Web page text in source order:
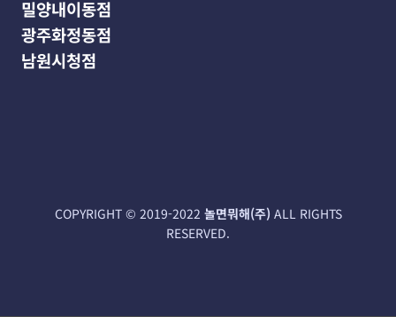
밀양내이동점
광주화정동점
남원시청점
COPYRIGHT‌ © 2019-2022 놀면뭐해(주) ALL RIGHTS
RESERVED.